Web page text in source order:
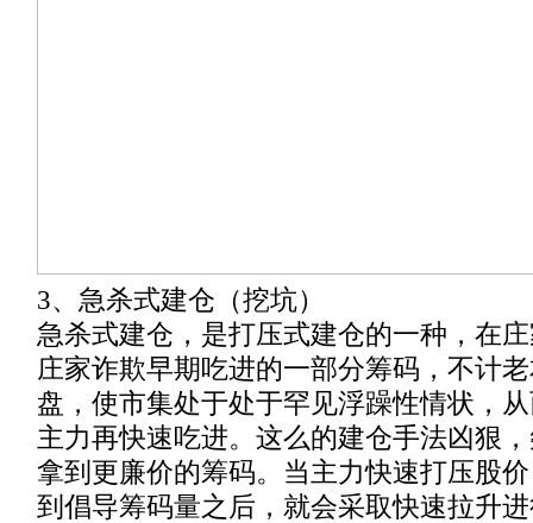
3、急杀式建仓（挖坑）
急杀式建仓，是打压式建仓的一种，在
庄家诈欺早期吃进的一部分筹码，不计
盘，使市集处于处于罕见浮躁性情状，
主力再快速吃进。这么的建仓手法凶狠
拿到更廉价的筹码。当主力快速打压股
到倡导筹码量之后，就会采取快速拉升